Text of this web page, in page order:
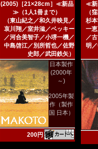
(2005)［21×28cm］≪新品
≫（1人1冊まで）
（東山紀之／和久井映見／
哀川翔／室井滋／ベッキー
／河合美智子／小堺一機／
中島啓江／別所哲也／佐野
史郎／武田鉄矢）
日本製作
(2000年
～)
2005年製
作（製作
国 日本）
200円
≪新
（
杉
一
／
明